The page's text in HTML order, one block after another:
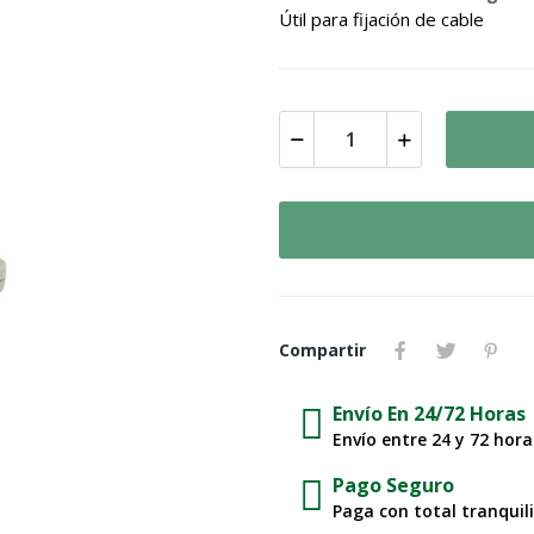
Útil para fijación de cable
Compartir
Envío En 24/72 Horas
Envío entre 24 y 72
Pago Seguro
Paga con total